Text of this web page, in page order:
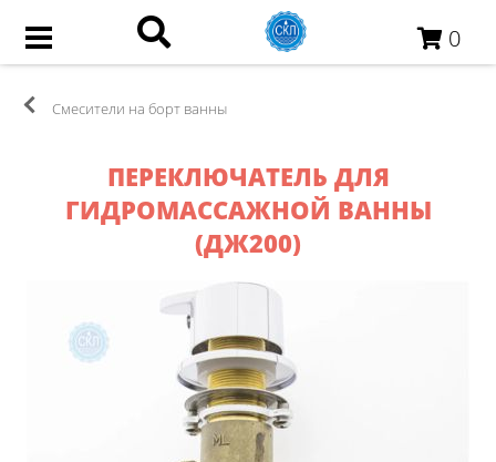
0
Смесители на борт ванны
ПЕРЕКЛЮЧАТЕЛЬ ДЛЯ
ГИДРОМАССАЖНОЙ ВАННЫ
(ДЖ200)